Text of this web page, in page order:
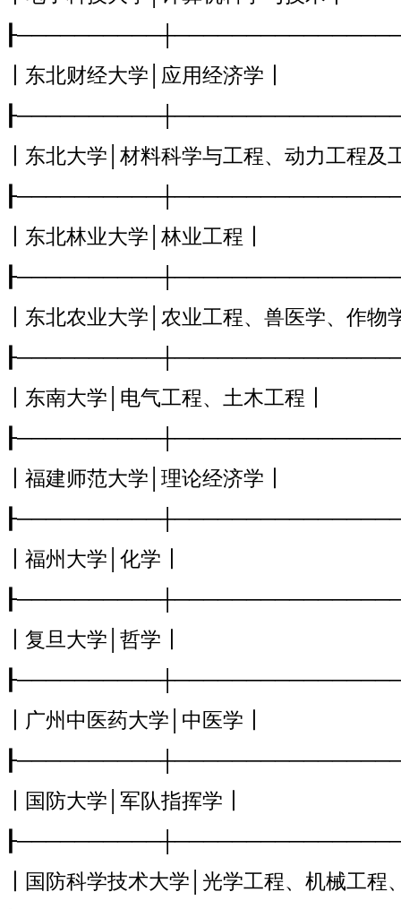
┃东北财经大学│应用经济学┃
┃东北大学│材料科学与工程、动力工程
┃东北林业大学│林业工程┃
┃东北农业大学│农业工程、兽医学、作物
┃东南大学│电气工程、土木工程┃
┃福建师范大学│理论经济学┃
┃福州大学│化学┃
┃复旦大学│哲学┃
┃广州中医药大学│中医学┃
┃国防大学│军队指挥学┃
┃国防科学技术大学│光学工程、机械工